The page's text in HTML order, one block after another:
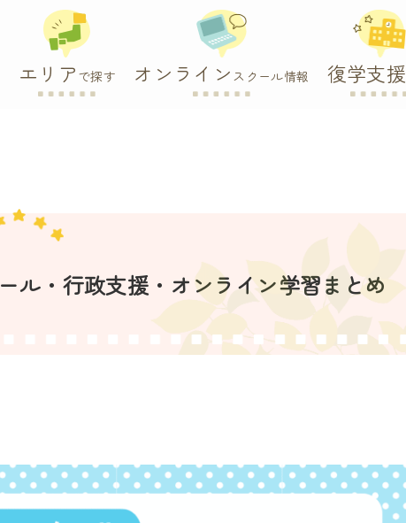
エリア で探す オンライン スクール情報 復学支援
ル・行政支援・オンライン学習まとめ